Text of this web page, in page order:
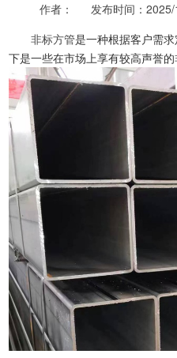
作者： 发布时间：
非标方管是一种根据客户需
下是一些在市场上享有较高声誉的